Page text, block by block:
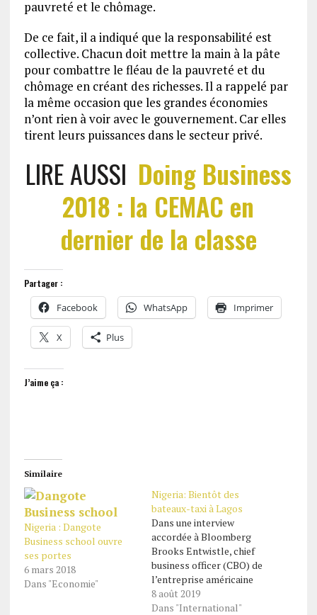
pauvreté et le chômage.
De ce fait, il a indiqué que la responsabilité est
collective. Chacun doit mettre la main à la pâte
pour combattre le fléau de la pauvreté et du
chômage en créant des richesses. Il a rappelé par
la même occasion que les grandes économies
n’ont rien à voir avec le gouvernement. Car elles
tirent leurs puissances dans le secteur privé.
LIRE AUSSI Doing Business
2018 : la CEMAC en
dernier de la classe
Partager :
Facebook WhatsApp Imprimer
X Plus
J’aime ça :
Similaire
Nigeria : Dangote
Business school ouvre
ses portes
6 mars 2018
Dans "Economie"
Nigeria: Bientôt des
bateaux-taxi à Lagos
Dans une interview
accordée à Bloomberg
Brooks Entwistle, chief
business officer (CBO) de
l’entreprise américaine
Uber a annoncé que son
entreprise va lancer des
8 août 2019
Dans "International"